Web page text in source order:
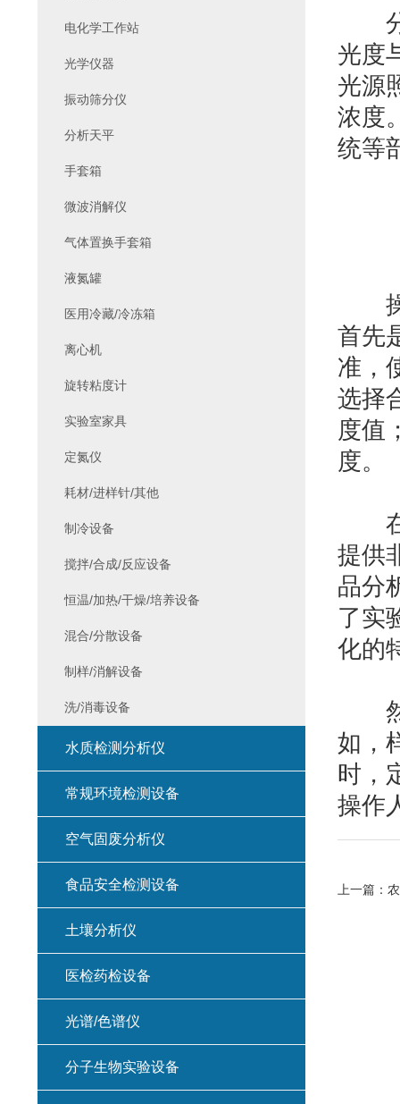
分
光度
光源
浓度
统等
操
首先
准，
选择
度值
度。
在
提供
品分
了实
化的
然
如，
时，
操作
上一篇：
电化学工作站
光学仪器
振动筛分仪
分析天平
手套箱
微波消解仪
气体置换手套箱
液氮罐
医用冷藏/冷冻箱
离心机
旋转粘度计
实验室家具
定氮仪
耗材/进样针/其他
制冷设备
搅拌/合成/反应设备
恒温/加热/干燥/培养设备
混合/分散设备
制样/消解设备
洗/消毒设备
水质检测分析仪
常规环境检测设备
空气固废分析仪
食品安全检测设备
土壤分析仪
医检药检设备
光谱/色谱仪
分子生物实验设备